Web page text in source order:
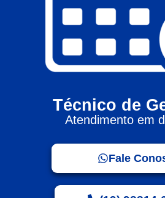
Técnico de
Atendimento em
Fale